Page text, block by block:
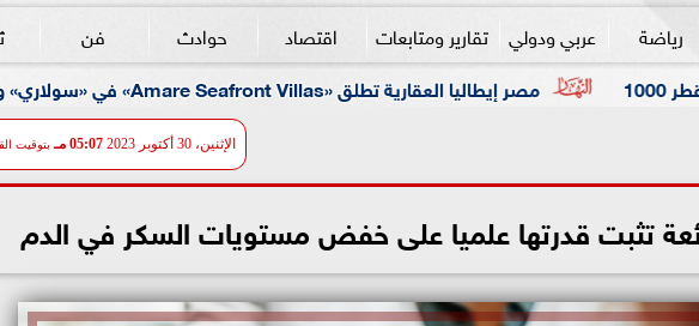
رياضة عربي ودولي تقارير ومتابعات اقتصاد حوادث فن
مصر إيطاليا العقارية تطلق «Amare Seafront Villas» في «سولاري» وتعلن تقدم الإنشاءات إلى 90%
الإثنين، 30 أكتوبر 2023 05:07 مـ بتوقيت